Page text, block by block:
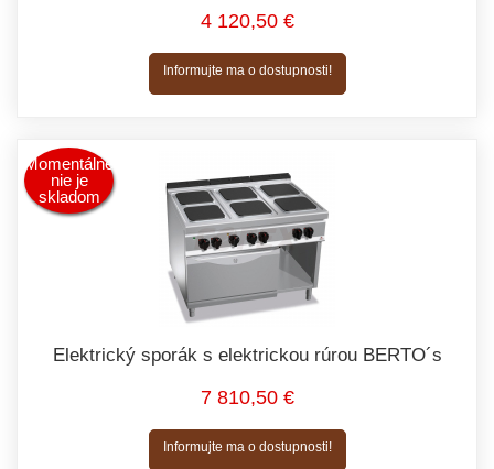
4 120,50 €
Informujte ma o dostupnosti!
Momentálne
nie je
skladom
Elektrický sporák s elektrickou rúrou BERTO´s
7 810,50 €
Informujte ma o dostupnosti!